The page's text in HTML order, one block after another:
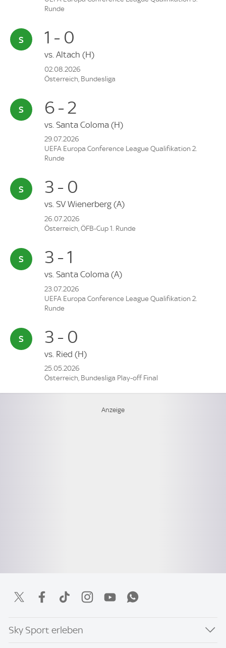
Runde
1 - 0
vs. Altach (H)
02.08.2026
Österreich, Bundesliga
6 - 2
vs. Santa Coloma (H)
29.07.2026
UEFA Europa Conference League Qualifikation 2.
Runde
3 - 0
vs. SV Wienerberg (A)
26.07.2026
Österreich, ÖFB-Cup 1. Runde
3 - 1
vs. Santa Coloma (A)
23.07.2026
UEFA Europa Conference League Qualifikation 2.
Runde
3 - 0
vs. Ried (H)
25.05.2026
Österreich, Bundesliga Play-off Final
Sky Sport erleben